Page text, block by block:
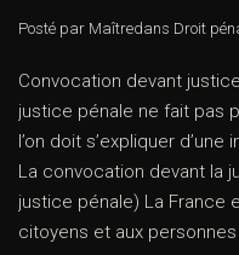
Posté par Maîtredans Droit
Convocation devant
justice pénale ne fait pas
l’on doit s’expliquer
La convocation devant la
justice pénale) La France
citoyens et aux